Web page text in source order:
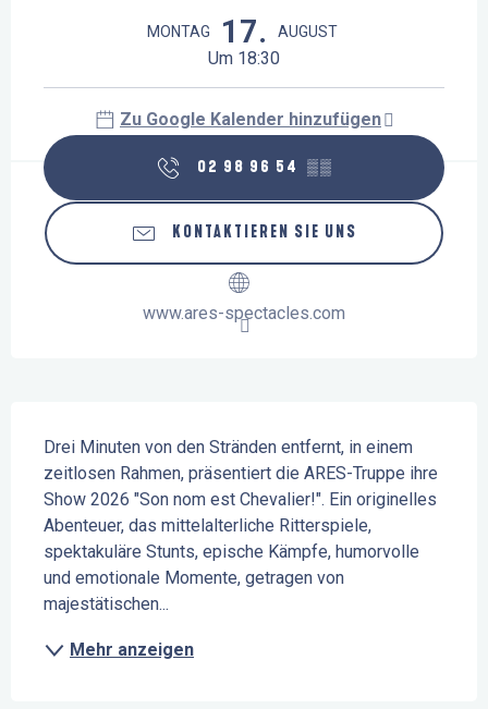
MONTAG 17. AUGUST
Um 18:30
Zu Google Kalender hinzufügen
02 98 96 54 ▒▒
KONTAKTIEREN SIE UNS
www.ares-spectacles.com
Drei Minuten von den Stränden entfernt, in einem
zeitlosen Rahmen, präsentiert die ARES-Truppe ihre
Show 2026 "Son nom est Chevalier!". Ein originelles
Abenteuer, das mittelalterliche Ritterspiele,
spektakuläre Stunts, epische Kämpfe, humorvolle
und emotionale Momente, getragen von
majestätischen...
Mehr anzeigen